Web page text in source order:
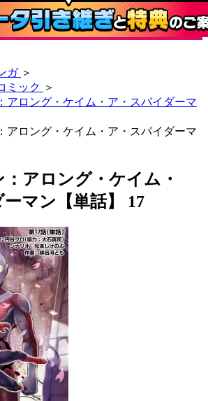
ガ ＞
ミック ＞
アロング・ケイム・ア・スパイダーマ
アロング・ケイム・ア・スパイダーマ
アロング・ケイム・
マン【単話】 17